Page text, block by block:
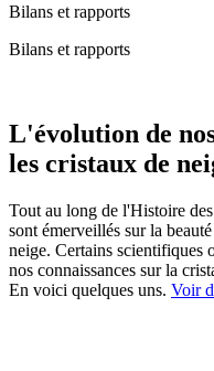
Bilans et rapports
Bilans et rapports
L'évolution de
les cristaux de
Tout au long de l'Histoire
sont émerveillés sur la
neige. Certains scientifiques
nos connaissances sur la
En voici quelques uns. Voir